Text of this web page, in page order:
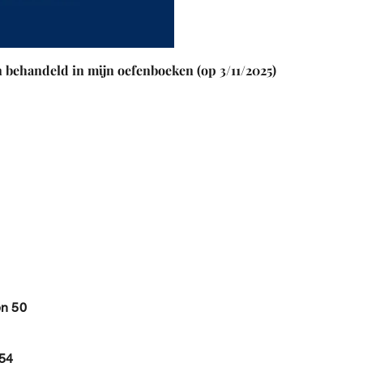
3. In de mail , vermeld de naam van de
maken van het E-book
in mijn oefenboeken (op 3/11/2025)
50